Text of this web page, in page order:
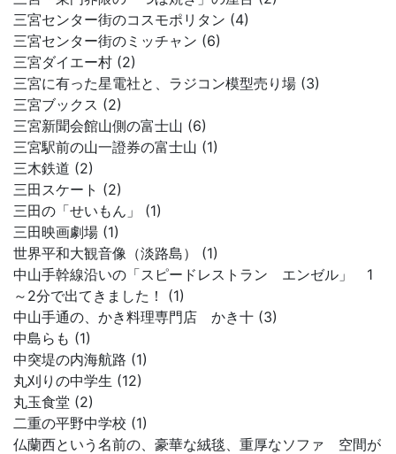
三宮センター街のコスモポリタン (4)
三宮センター街のミッチャン (6)
三宮ダイエー村 (2)
三宮に有った星電社と、ラジコン模型売り場 (3)
三宮ブックス (2)
三宮新聞会館山側の富士山 (6)
三宮駅前の山一證券の富士山 (1)
三木鉄道 (2)
三田スケート (2)
三田の「せいもん」 (1)
三田映画劇場 (1)
世界平和大観音像（淡路島） (1)
中山手幹線沿いの「スピードレストラン エンゼル」 1
～2分で出てきました！ (1)
中山手通の、かき料理専門店 かき十 (3)
中島らも (1)
中突堤の内海航路 (1)
丸刈りの中学生 (12)
丸玉食堂 (2)
二重の平野中学校 (1)
仏蘭西という名前の、豪華な絨毯、重厚なソファ 空間が